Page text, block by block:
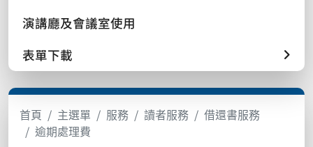
演講廳及會議室使用
表單下載
首頁 主選單 服務 讀者服務
借還書服務
逾期處理費